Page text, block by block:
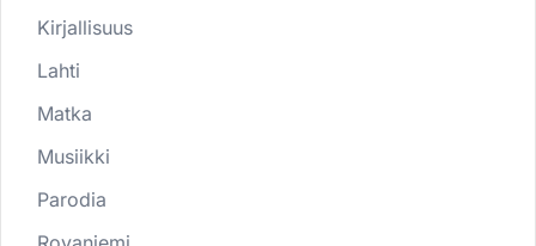
Kirjallisuus
Lahti
Matka
Musiikki
Parodia